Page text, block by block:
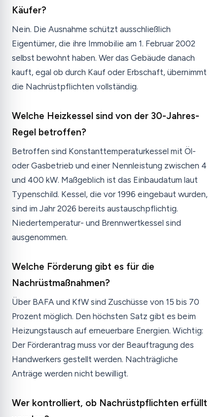
Käufer?
Nein. Die Ausnahme schützt ausschließlich
Eigentümer, die ihre Immobilie am 1. Februar 2002
selbst bewohnt haben. Wer das Gebäude danach
kauft, egal ob durch Kauf oder Erbschaft, übernimmt
die Nachrüstpflichten vollständig.
Welche Heizkessel sind von der 30-Jahres-
Regel betroffen?
Betroffen sind Konstanttemperaturkessel mit Öl-
oder Gasbetrieb und einer Nennleistung zwischen 4
und 400 kW. Maßgeblich ist das Einbaudatum laut
Typenschild. Kessel, die vor 1996 eingebaut wurden,
sind im Jahr 2026 bereits austauschpflichtig.
Niedertemperatur- und Brennwertkessel sind
ausgenommen.
Welche Förderung gibt es für die
Nachrüstmaßnahmen?
Über BAFA und KfW sind Zuschüsse von 15 bis 70
Prozent möglich. Den höchsten Satz gibt es beim
Heizungstausch auf erneuerbare Energien. Wichtig:
Der Förderantrag muss vor der Beauftragung des
Handwerkers gestellt werden. Nachträgliche
Anträge werden nicht bewilligt.
Wer kontrolliert, ob Nachrüstpflichten erfüllt